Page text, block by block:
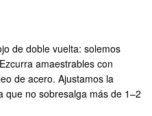
de doble vuelta: solemos
amaestrables con
de acero. Ajustamos la
que no sobresalga más de 1–2